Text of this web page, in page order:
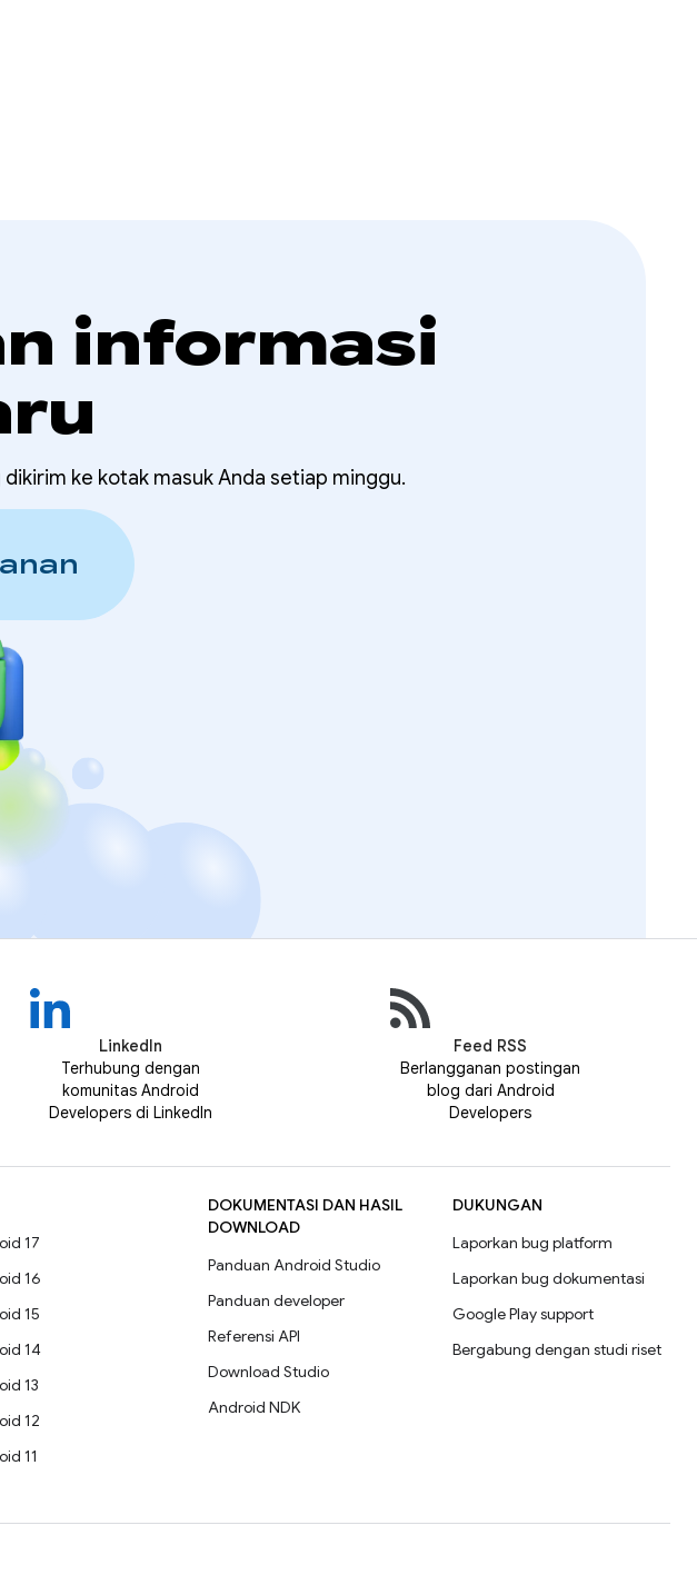
informasi
ke kotak masuk Anda setiap minggu.
LinkedIn
Terhubung dengan
komunitas Android
Developers di LinkedIn
Feed RSS
Berlangganan postingan
blog dari Android
Developers
17
16
15
14
13
12
11
DOKUMENTASI DAN HASIL
DOWNLOAD
Panduan Android Studio
Panduan developer
Referensi API
Download Studio
Android NDK
DUKUNGAN
Laporkan bug platform
Laporkan bug dokumentasi
Google Play support
Bergabung dengan studi riset